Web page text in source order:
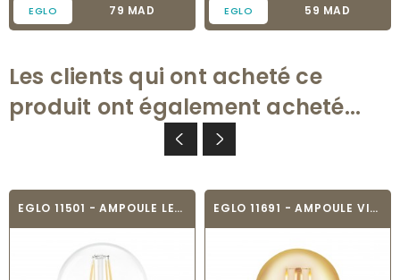
EGLO Prix
79 MAD EGLO Prix
59 MAD
Les clients qui ont acheté ce
produit ont également acheté...
EGLO 11501 - AMPOULE LED - LED_E27 EGLO 11691 - AMPOULE VINTAGE LED - LED_E27